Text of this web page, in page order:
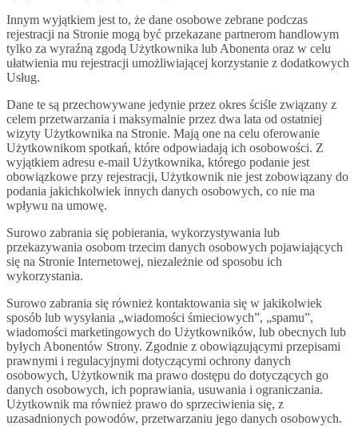
Innym wyjątkiem jest to, że dane osobowe zebrane podczas
rejestracji na Stronie mogą być przekazane partnerom handlowym
tylko za wyraźną zgodą Użytkownika lub Abonenta oraz w celu
ułatwienia mu rejestracji umożliwiającej korzystanie z dodatkowych
Usług.
Dane te są przechowywane jedynie przez okres ściśle związany z
celem przetwarzania i maksymalnie przez dwa lata od ostatniej
wizyty Użytkownika na Stronie. Mają one na celu oferowanie
Użytkownikom spotkań, które odpowiadają ich osobowości. Z
wyjątkiem adresu e-mail Użytkownika, którego podanie jest
obowiązkowe przy rejestracji, Użytkownik nie jest zobowiązany do
podania jakichkolwiek innych danych osobowych, co nie ma
wpływu na umowę.
Surowo zabrania się pobierania, wykorzystywania lub
przekazywania osobom trzecim danych osobowych pojawiających
się na Stronie Internetowej, niezależnie od sposobu ich
wykorzystania.
Surowo zabrania się również kontaktowania się w jakikolwiek
sposób lub wysyłania „wiadomości śmieciowych”, „spamu”,
wiadomości marketingowych do Użytkowników, lub obecnych lub
byłych Abonentów Strony. Zgodnie z obowiązującymi przepisami
prawnymi i regulacyjnymi dotyczącymi ochrony danych
osobowych, Użytkownik ma prawo dostępu do dotyczących go
danych osobowych, ich poprawiania, usuwania i ograniczania.
Użytkownik ma również prawo do sprzeciwienia się, z
uzasadnionych powodów, przetwarzaniu jego danych osobowych.